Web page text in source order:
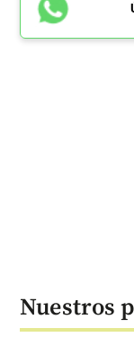
Nuestros